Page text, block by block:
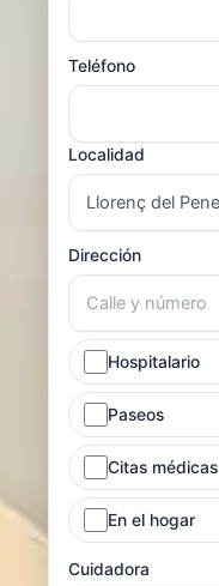
Teléfono
Localidad
Dirección
Hospitalario
Paseos
Citas médicas
En el hogar
Cuidadora